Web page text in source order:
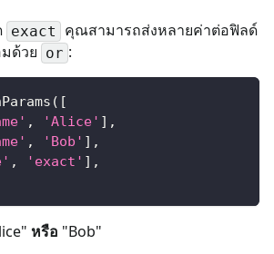
exact
คุณสามารถส่งหลายค่าต่อฟิลด์
ด้วย or :
( [
, 'Alice' ] ,
, 'Bob' ] ,
, 'exact' ] ,
หรือ "Bob"